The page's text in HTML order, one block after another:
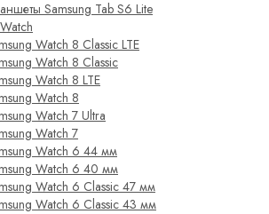
Samsung Tab S6 Lite
Watch 8 Classic LTE
Watch 8 Classic
Watch 8 LTE
Watch 8
Watch 7 Ultra
Watch 7
Watch 6 44 мм
Watch 6 40 мм
Watch 6 Classic 47 мм
Watch 6 Classic 43 мм